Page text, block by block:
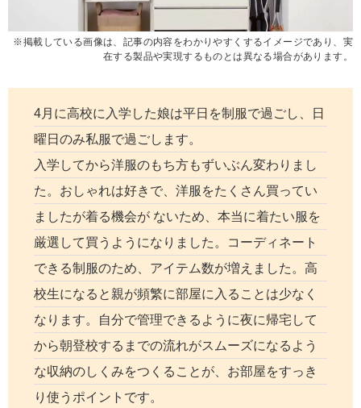
※掲載している画像は、記事の内容をわかりやすくするイメージであり、実
在する製品や実現するものとは異なる場合があります。
4月に高校に入学した娘は平日を制服で過ごし、日
曜日のみ私服で過ごします。
入学してから洋服のもち方もずいぶん変わりまし
た。おしゃれは好きで、洋服をたくさん買ってい
ましたが着る機会が ないため、本当に着たい服を
厳選して買うようになりました。コーディネート
できる制服のため、アイテム数が増えました。高
校生になると親が頻繁に部屋に入ることは少なく
なります。自分で管理できるように夜に帰宅して
から朝登校するまでの流れがスムーズになるよう
な収納のしくみをつくることが、お部屋をすっき
り使うポイントです。